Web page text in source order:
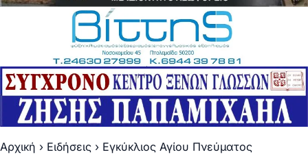
Αρχική › Ειδήσεις › Εγκύκλιος Αγίου Πνεύματος